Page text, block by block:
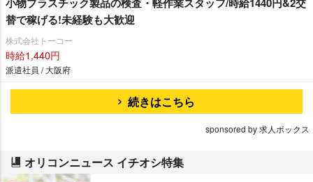
替で稼げる!未経験も大歓迎
株式会社トーコー
時給1,440円
派遣社員 / 大阪府
続きはこちら
sponsored by 求人ボックス
オリコンニュース イチオシ特集